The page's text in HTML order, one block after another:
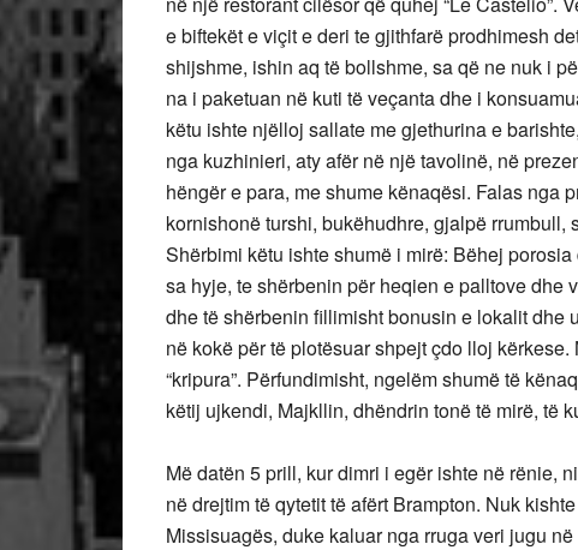
e biftekët e viçit e deri te gjithfarë prodhimesh
shijshme, ishin aq të bollshme, sa që ne nuk i
na i paketuan në kuti të veçanta dhe i
këtu ishte njëlloj sallate me gjethurina e
nga kuzhinieri, aty afër në një tavolinë, në
hëngër e para, me shume kënaqësi. Falas nga
kornishonë turshi, bukëhudhre, gjalpë
Shërbimi këtu ishte shumë i mirë: Bëhej
sa hyje, te shërbenin për heqien e palltove dhe
dhe të shërbenin fillimisht bonusin e lokalit dhe
në kokë për të plotësuar shpejt çdo lloj
“kripura”. Përfundimisht, ngelëm shumë të
këtij ujkendi, Majkllin, dhëndrin tonë të mirë, të
Më datën 5 prill, kur dimri i egër ishte në rënie,
në drejtim të qytetit të afërt Brampton. Nuk
Missisuagës, duke kaluar nga rruga veri jugu